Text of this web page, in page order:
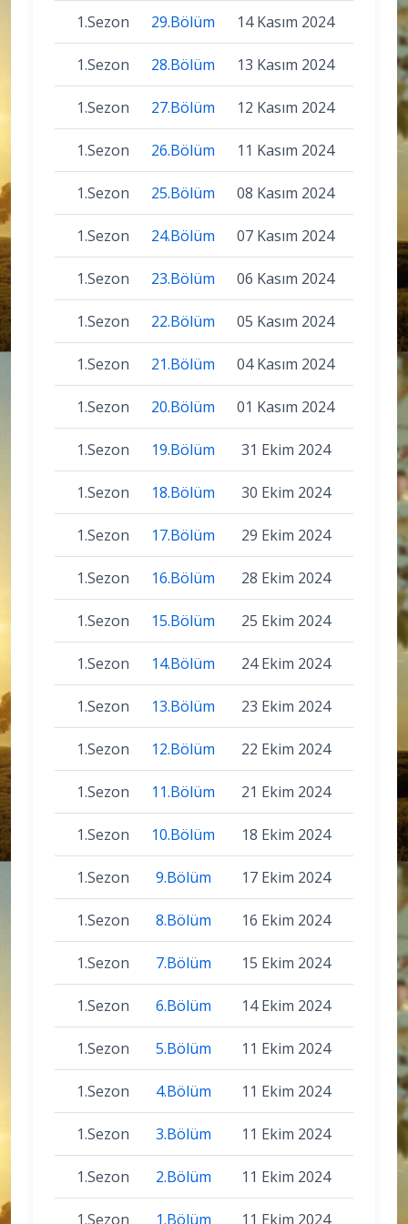
1.Sezon 29.Bölüm 14 Kasım 2024
1.Sezon 28.Bölüm 13 Kasım 2024
1.Sezon 27.Bölüm 12 Kasım 2024
1.Sezon 26.Bölüm 11 Kasım 2024
1.Sezon 25.Bölüm 08 Kasım 2024
1.Sezon 24.Bölüm 07 Kasım 2024
1.Sezon 23.Bölüm 06 Kasım 2024
1.Sezon 22.Bölüm 05 Kasım 2024
1.Sezon 21.Bölüm 04 Kasım 2024
1.Sezon 20.Bölüm 01 Kasım 2024
1.Sezon 19.Bölüm 31 Ekim 2024
1.Sezon 18.Bölüm 30 Ekim 2024
1.Sezon 17.Bölüm 29 Ekim 2024
1.Sezon 16.Bölüm 28 Ekim 2024
1.Sezon 15.Bölüm 25 Ekim 2024
1.Sezon 14.Bölüm 24 Ekim 2024
1.Sezon 13.Bölüm 23 Ekim 2024
1.Sezon 12.Bölüm 22 Ekim 2024
1.Sezon 11.Bölüm 21 Ekim 2024
1.Sezon 10.Bölüm 18 Ekim 2024
1.Sezon 9.Bölüm 17 Ekim 2024
1.Sezon 8.Bölüm 16 Ekim 2024
1.Sezon 7.Bölüm 15 Ekim 2024
1.Sezon 6.Bölüm 14 Ekim 2024
1.Sezon 5.Bölüm 11 Ekim 2024
1.Sezon 4.Bölüm 11 Ekim 2024
1.Sezon 3.Bölüm 11 Ekim 2024
1.Sezon 2.Bölüm 11 Ekim 2024
1.Sezon 1.Bölüm 11 Ekim 2024